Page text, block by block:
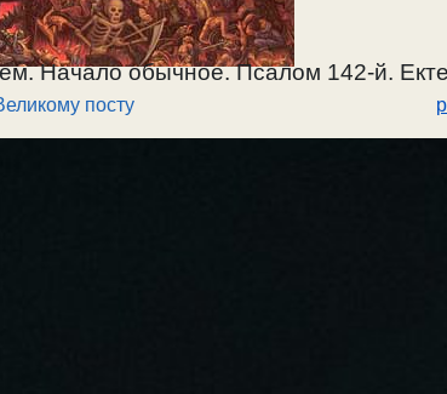
Начало обычное. Псалом 142-й.
двери. Канон о Страшном суде.
Апостол 1Кор.8:8-9:2, и Евангелие
посту